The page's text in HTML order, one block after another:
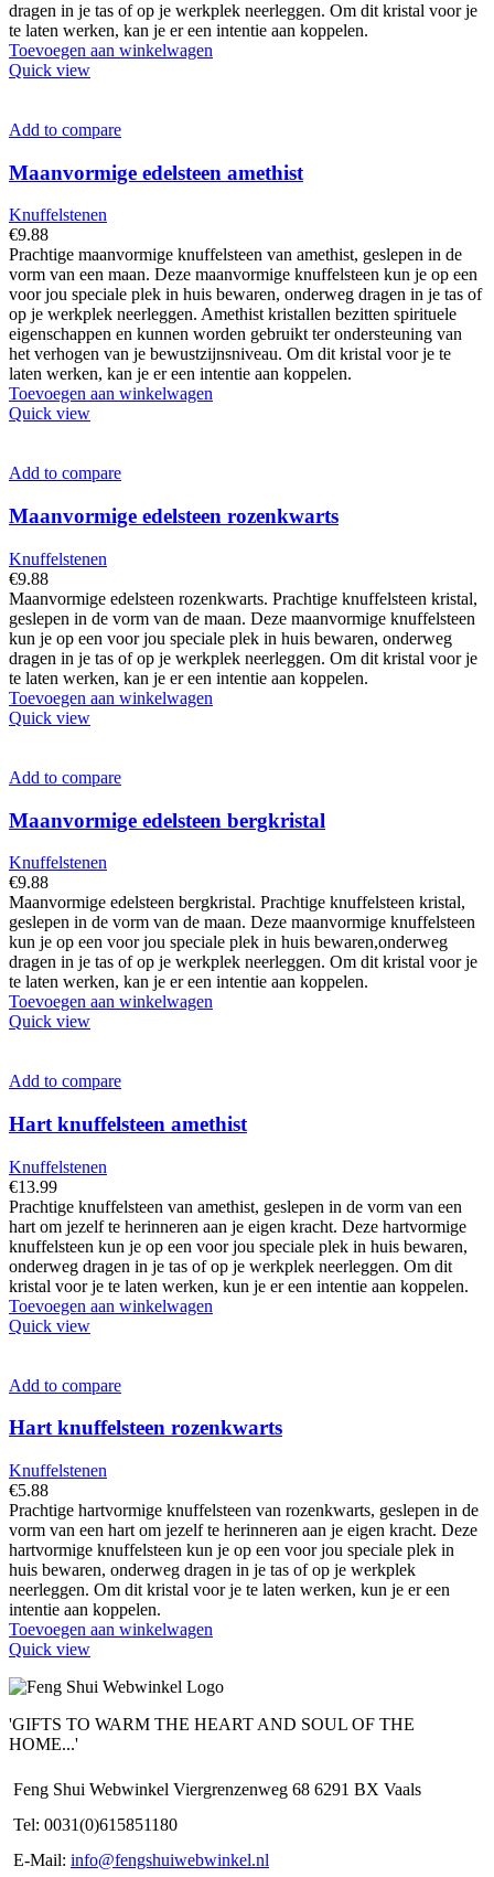
dragen in je tas of op je werkplek neerleggen. Om dit kristal voor je
te laten werken, kan je er een intentie aan koppelen.
Toevoegen aan winkelwagen
Quick view
Add to compare
Maanvormige edelsteen amethist
Knuffelstenen
€9.88
Prachtige maanvormige knuffelsteen van amethist, geslepen in de
vorm van een maan. Deze maanvormige knuffelsteen kun je op een
voor jou speciale plek in huis bewaren, onderweg dragen in je tas of
op je werkplek neerleggen. Amethist kristallen bezitten spirituele
eigenschappen en kunnen worden gebruikt ter ondersteuning van
het verhogen van je bewustzijnsniveau. Om dit kristal voor je te
laten werken, kan je er een intentie aan koppelen.
Toevoegen aan winkelwagen
Quick view
Add to compare
Maanvormige edelsteen rozenkwarts
Knuffelstenen
€9.88
Maanvormige edelsteen rozenkwarts. Prachtige knuffelsteen kristal,
geslepen in de vorm van de maan. Deze maanvormige knuffelsteen
kun je op een voor jou speciale plek in huis bewaren, onderweg
dragen in je tas of op je werkplek neerleggen. Om dit kristal voor je
te laten werken, kan je er een intentie aan koppelen.
Toevoegen aan winkelwagen
Quick view
Add to compare
Maanvormige edelsteen bergkristal
Knuffelstenen
€9.88
Maanvormige edelsteen bergkristal. Prachtige knuffelsteen kristal,
geslepen in de vorm van de maan. Deze maanvormige knuffelsteen
kun je op een voor jou speciale plek in huis bewaren,onderweg
dragen in je tas of op je werkplek neerleggen. Om dit kristal voor je
te laten werken, kan je er een intentie aan koppelen.
Toevoegen aan winkelwagen
Quick view
Add to compare
Hart knuffelsteen amethist
Knuffelstenen
€13.99
Prachtige knuffelsteen van amethist, geslepen in de vorm van een
hart om jezelf te herinneren aan je eigen kracht. Deze hartvormige
knuffelsteen kun je op een voor jou speciale plek in huis bewaren,
onderweg dragen in je tas of op je werkplek neerleggen. Om dit
kristal voor je te laten werken, kun je er een intentie aan koppelen.
Toevoegen aan winkelwagen
Quick view
Add to compare
Hart knuffelsteen rozenkwarts
Knuffelstenen
€5.88
Prachtige hartvormige knuffelsteen van rozenkwarts, geslepen in de
vorm van een hart om jezelf te herinneren aan je eigen kracht. Deze
hartvormige knuffelsteen kun je op een voor jou speciale plek in
huis bewaren, onderweg dragen in je tas of op je werkplek
neerleggen. Om dit kristal voor je te laten werken, kun je er een
intentie aan koppelen.
Toevoegen aan winkelwagen
Quick view
'GIFTS TO WARM THE HEART AND SOUL OF THE
HOME...'
Feng Shui Webwinkel Viergrenzenweg 68 6291 BX Vaals
Tel: 0031(0)615851180
E-Mail: info@fengshuiwebwinkel.nl